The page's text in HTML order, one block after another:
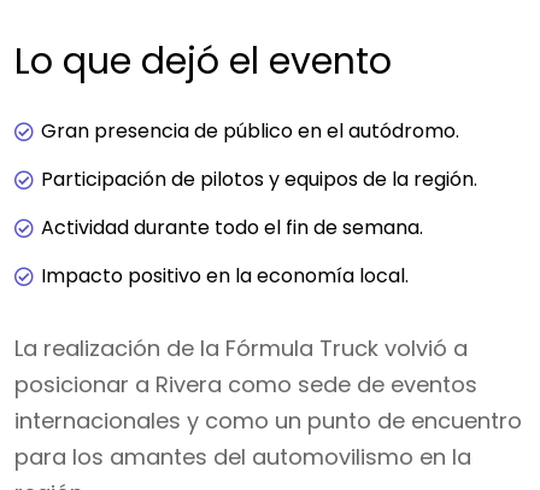
Lo que dejó el evento
Gran presencia de público en el autódromo.
Participación de pilotos y equipos de la región.
Actividad durante todo el fin de semana.
Impacto positivo en la economía local.
La realización de la Fórmula Truck volvió a
posicionar a Rivera como sede de eventos
internacionales y como un punto de encuentro
para los amantes del automovilismo en la